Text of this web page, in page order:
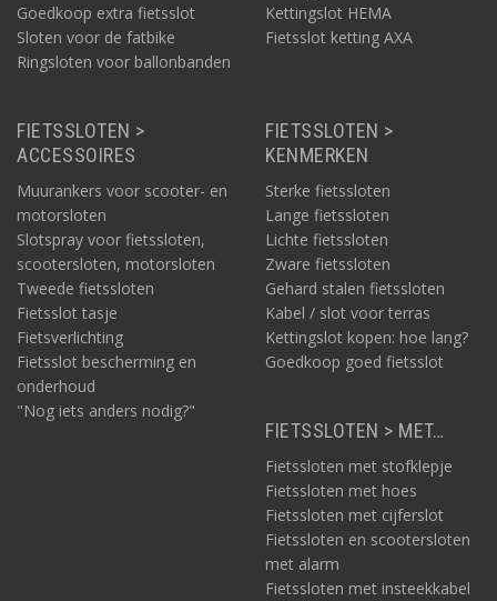
Goedkoop extra fietsslot
Sloten voor de fatbike
Ringsloten voor ballonbanden
Kettingslot HEMA
Fietsslot ketting AXA
FIETSSLOTEN >
ACCESSOIRES
Muurankers voor scooter- en
motorsloten
Slotspray voor fietssloten,
scootersloten, motorsloten
Tweede fietssloten
Fietsslot tasje
Fietsverlichting
Fietsslot bescherming en
onderhoud
"Nog iets anders nodig?"
FIETSSLOTEN >
KENMERKEN
Sterke fietssloten
Lange fietssloten
Lichte fietssloten
Zware fietssloten
Gehard stalen fietssloten
Kabel / slot voor terras
Kettingslot kopen: hoe lang?
Goedkoop goed fietsslot
FIETSSLOTEN > MET…
Fietssloten met stofklepje
Fietssloten met hoes
Fietssloten met cijferslot
Fietssloten en scootersloten
met alarm
Fietssloten met insteekkabel